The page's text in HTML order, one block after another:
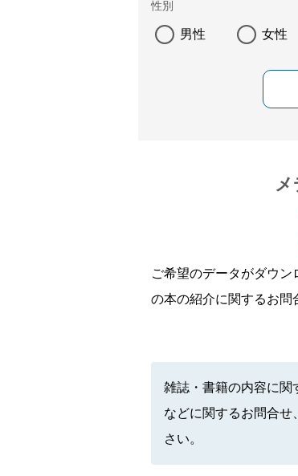
性別
男性 女性
メ
ご希望のデータがダウ
の本の紹介に関するお問
雑誌・書籍の内容に関
などに関するお問合せ
さい。